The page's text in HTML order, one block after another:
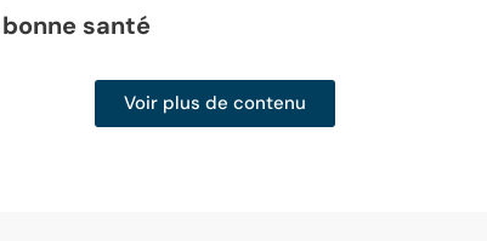
santé
Voir plus de contenu